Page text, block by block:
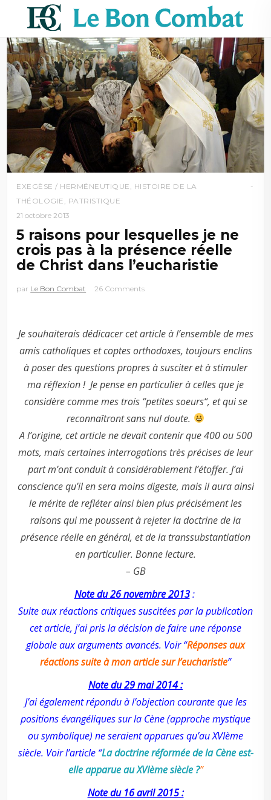
EXEGÈSE / HERMÉNEUTIQUE
HISTOIRE DE LA
THÉOLOGIE
PATRISTIQUE
21 octobre 2013
5 raisons pour lesquelles je ne
crois pas à la présence réelle
de Christ dans l’eucharistie
par Le Bon Combat 26 Comments
Je souhaiterais dédicacer cet article à l’ensemble de mes
amis catholiques et coptes orthodoxes, toujours enclins
à poser des questions propres à susciter et à stimuler
ma réflexion ! Je pense en particulier à celles que je
considère comme mes trois “petites soeurs“, et qui se
reconnaîtront sans nul doute.
A l’origine, cet article ne devait contenir que 400 ou 500
mots, mais certaines interrogations très précises de leur
part m’ont conduit à considérablement l’étoffer. J’ai
conscience qu’il en sera moins digeste, mais il aura ainsi
le mérite de refléter ainsi bien plus précisément les
raisons qui me poussent à rejeter la doctrine de la
présence réelle en général, et de la transsubstantiation
en particulier. Bonne lecture.
– GB
Note du 26 novembre 2013:
Suite aux réactions critiques suscitées par la publication
cet article, j’ai pris la décision de faire une réponse
globale aux arguments avancés. Voir “Réponses aux
réactions suite à mon article sur l’eucharistie”
Note du 29 mai 2014 :
J’ai également répondu à l’objection courante que les
positions évangéliques sur la Cène (approche mystique
ou symbolique) ne seraient apparues qu’au XVIème
siècle. Voir l’article “La doctrine réformée de la Cène est-
elle apparue au XVIème siècle ?”
Note du 16 avril 2015 :